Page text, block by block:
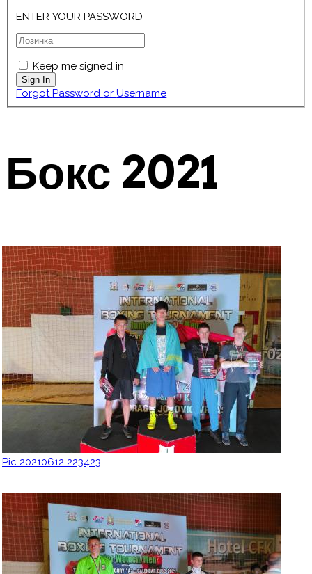
ENTER YOUR PASSWORD
Keep me signed in
Forgot Password or Username
Бокс 2021
Pic 20210612 223423